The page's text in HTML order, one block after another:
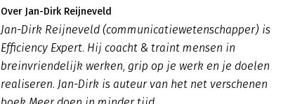
Over Jan-Dirk Reijneveld
Jan-Dirk Reijneveld (communicatiewetenschapper) is
Efficiency Expert. Hij coacht & traint mensen in
breinvriendelijk werken, grip op je werk en je doelen
realiseren. Jan-Dirk is auteur van het net verschenen